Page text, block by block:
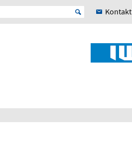
Kontakt